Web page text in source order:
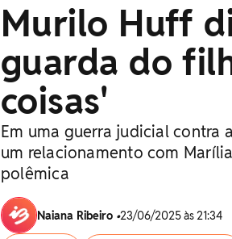
Murilo Huff
guarda do
coisas'
Em uma guerra judicial contra
um relacionamento com
polêmica
Naiana Ribeiro •23/06/2025 às 21:34